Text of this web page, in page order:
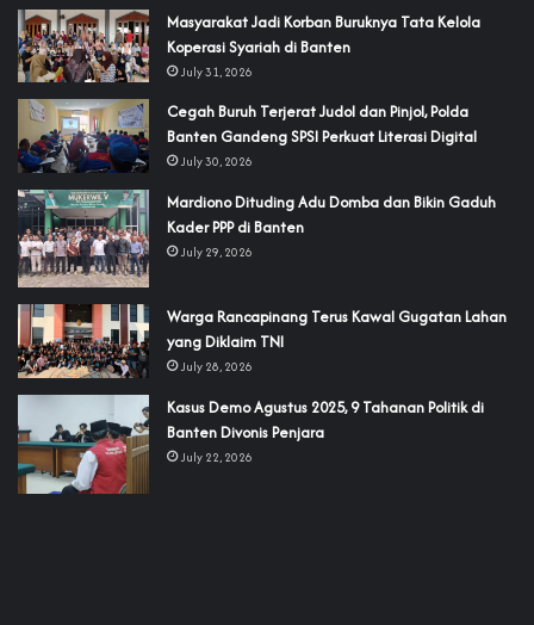
‎Masyarakat Jadi Korban Buruknya Tata Kelola
Koperasi Syariah di Banten
July 31, 2026
Cegah Buruh Terjerat Judol dan Pinjol, Polda
Banten Gandeng SPSI Perkuat Literasi Digital
July 30, 2026
‎Mardiono Dituding Adu Domba dan Bikin Gaduh
Kader PPP di Banten
July 29, 2026
‎Warga Rancapinang Terus Kawal Gugatan Lahan
yang Diklaim TNI‎‎
July 28, 2026
‎Kasus Demo Agustus 2025, 9 Tahanan Politik di
Banten Divonis Penjara
July 22, 2026